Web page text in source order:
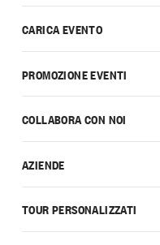
CARICA EVENTO
PROMOZIONE EVENTI
COLLABORA CON NOI
AZIENDE
TOUR PERSONALIZZATI